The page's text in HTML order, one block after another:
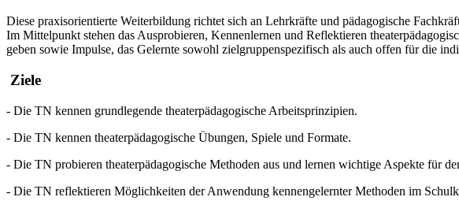
Diese praxisorientierte Weiterbildung richtet sich an Lehrkräfte und pädagogische
Im Mittelpunkt stehen das Ausprobieren, Kennenlernen und Reflektieren
geben sowie Impulse, das Gelernte sowohl zielgruppenspezifisch als auch offen für die
Ziele
- Die TN kennen grundlegende theaterpädagogische Arbeitsprinzipien.
- Die TN kennen theaterpädagogische Übungen, Spiele und Formate.
- Die TN probieren theaterpädagogische Methoden aus und lernen wichtige Aspekte für
- Die TN reflektieren Möglichkeiten der Anwendung kennengelernter Methoden im